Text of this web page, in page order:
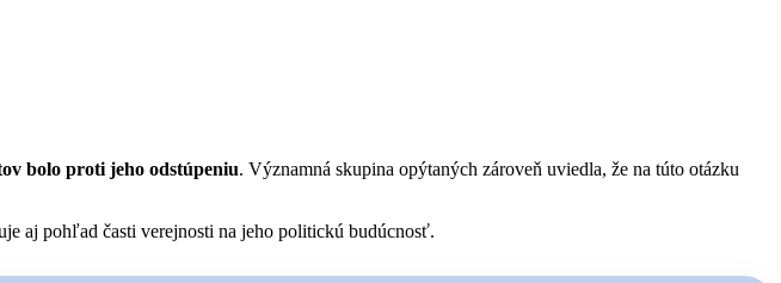
bolo proti jeho odstúpeniu. Významná skupina opýtaných zároveň uviedla, že na túto otázku
aj pohľad časti verejnosti na jeho politickú budúcnosť.